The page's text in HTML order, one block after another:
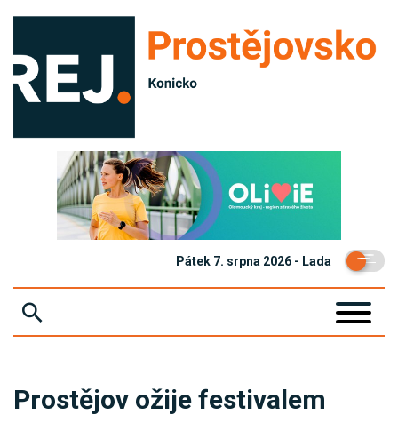
Pátek 7. srpna 2026 - Lada
KRIMI
Prostějov ožije festivalem